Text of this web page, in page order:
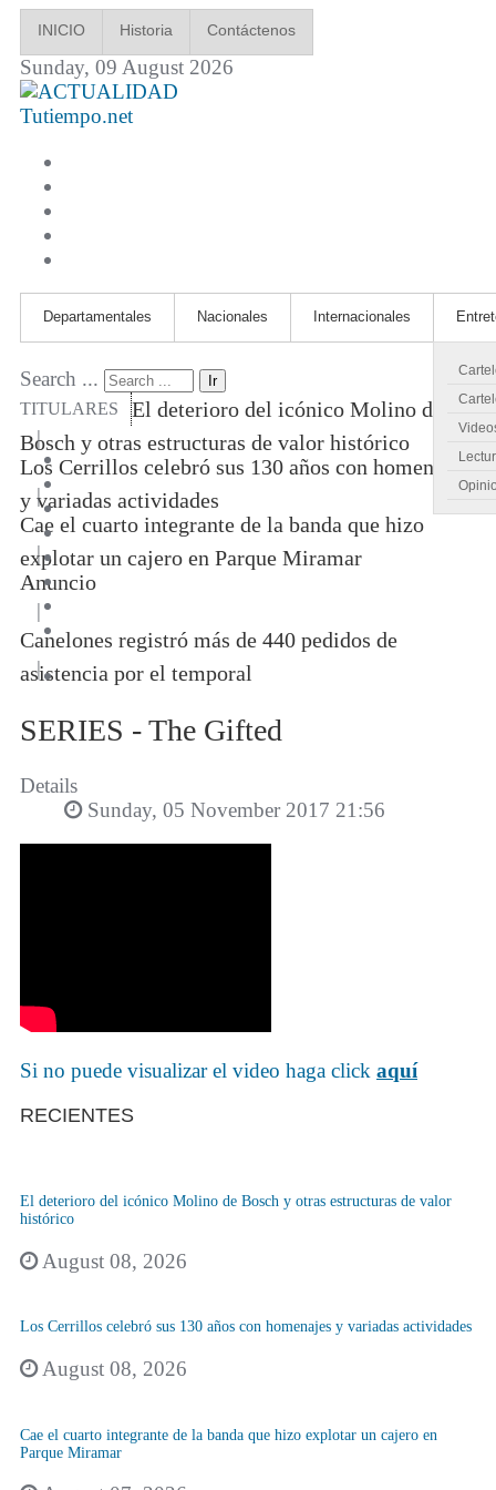
INICIO Historia Contáctenos
Sunday, 09 August 2026
Tutiempo.net
Departamentales Nacionales Internacionales
Search ... Ir
TITULARES
El deterioro del icónico Molino de
Bosch y otras estructuras de valor histórico
|
Los Cerrillos celebró sus 130 años con homenajes
y variadas actividades
|
Cae el cuarto integrante de la banda que hizo
explotar un cajero en Parque Miramar
|
Anuncio
|
Canelones registró más de 440 pedidos de
asistencia por el temporal
|
SERIES - The Gifted
Details
Sunday, 05 November 2017 21:56
Si no puede visualizar el video haga click aquí
RECIENTES
El deterioro del icónico Molino de Bosch y otras estructuras de valor
histórico
August 08, 2026
Los Cerrillos celebró sus 130 años con homenajes y variadas actividades
August 08, 2026
Cae el cuarto integrante de la banda que hizo explotar un cajero en
Parque Miramar